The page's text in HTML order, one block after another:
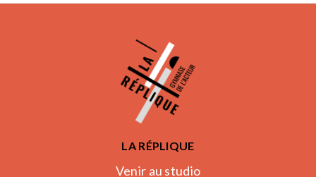
LA RÉPLIQUE
Venir au studio